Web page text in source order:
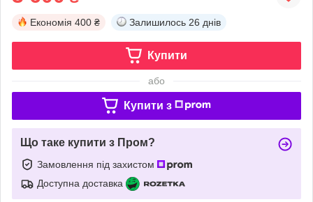
Економія 400 ₴ Залишилось 26 днів
Купити
або
Купити з
Що таке купити з Пром?
Замовлення під захистом
Доступна доставка